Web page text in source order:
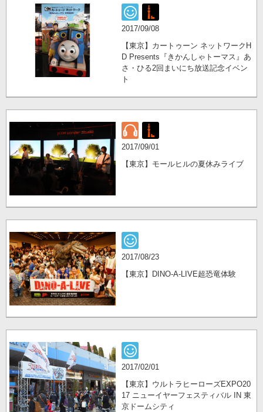
2017/09/08
【東京】カートゥーン ネットワークH
D Presents『きかんしゃトーマス』あ
さ・ひる2回まいにち放送記念イベン
ト
2017/09/01
【東京】モールヒルの夏休みライブ
2017/08/23
【東京】DINO-A-LIVE超恐竜体験
2017/02/01
【東京】ウルトラヒーローズEXPO20
17 ニューイヤーフェスティバル IN 東
京ドームシティ